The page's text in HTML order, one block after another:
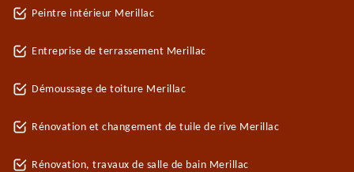
Peintre intérieur Merillac
Entreprise de terrassement Merillac
Démoussage de toiture Merillac
Rénovation et changement de tuile de rive Merillac
Rénovation, travaux de salle de bain Merillac